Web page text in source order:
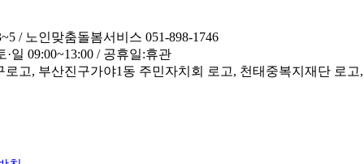
/ 노인맞춤돌봄서비스 051-898-1746
·일 09:00~13:00 / 공휴일:휴관